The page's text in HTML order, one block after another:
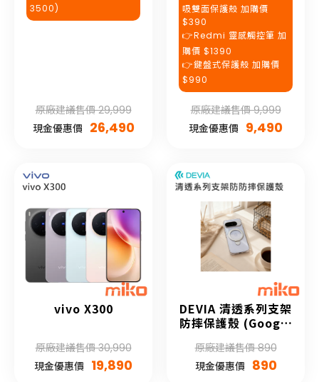
3500)
原廠建議售價 29,999
現金優惠價 26,490
吸雙面保護殼 加購價
$390
👉Redmi 靈感觸控筆 加
購價 $1390
👉鍵盤式保護殼 加購價
$990
原廠建議售價 9,999
現金優惠價 9,490
vivo X300
原廠建議售價 30,990
現金優惠價 19,890
DEVIA 清透系列支架
防摔保護殼 (Google
原廠建議售價 890
現金優惠價 890